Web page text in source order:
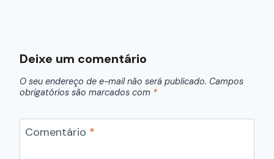
Deixe um comentário
O seu endereço de e-mail não será publicado. Campos
obrigatórios são marcados com *
Comentário *